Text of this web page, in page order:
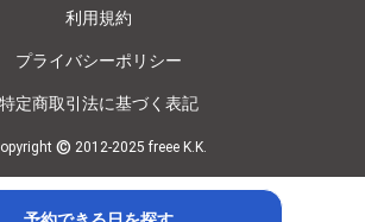
利用規約
プライバシーポリシー
特定商取引法に基づく表記
© 2012-2025 freee K.K.